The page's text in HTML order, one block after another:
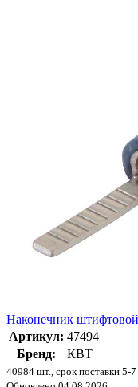
Наконечник
Артикул: 47494
Бренд:
КВТ
40984 шт., срок поставки 5-